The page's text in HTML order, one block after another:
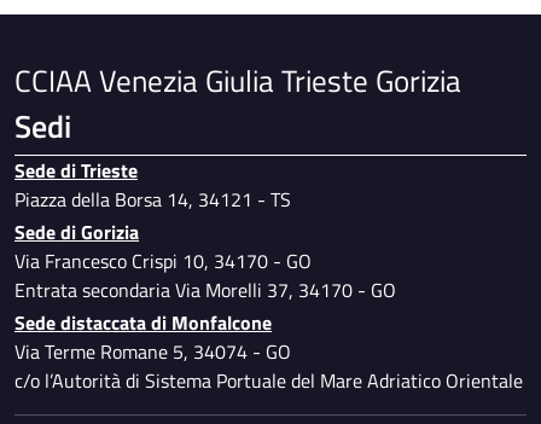
CCIAA Venezia Giulia Trieste Gorizia
Sedi
Sede di Trieste
Piazza della Borsa 14, 34121 - TS
Sede di Gorizia
Via Francesco Crispi 10, 34170 - GO
Entrata secondaria Via Morelli 37, 34170 - GO
Sede distaccata di Monfalcone
Via Terme Romane 5, 34074 - GO
c/o l’Autorità di Sistema Portuale del Mare Adriatico Orientale